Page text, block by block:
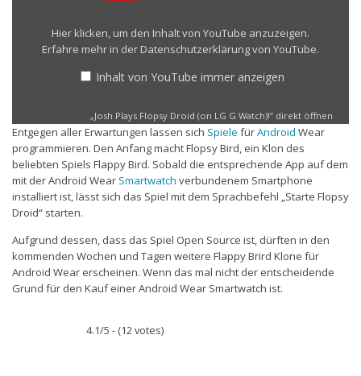
Prepaid-Tarife
Datentarife
Mobilfunk-Tarifrechner
Flatrate-Datentarife
Hier klicken, um den Inhalt von YouTube anzuzeigen.
Erfahre mehr in der Datenschutzerklärung von YouTube.
Inhalt von YouTube immer anzeigen
„Josh Plays Flopsy Droid (on LG G Watch)!“ direkt öffnen
Entgegen aller Erwartungen lassen sich Spiele fürAndroid Wear
programmieren. Den Anfang macht Flopsy Bird, ein Klon des
beliebten Spiels Flappy Bird. Sobald die entsprechende App auf dem
mit der Android Wear Smartwatch verbundenem Smartphone
installiert ist, lässt sich das Spiel mit dem Sprachbefehl „Starte Flopsy
Droid“ starten.
Aufgrund dessen, dass das Spiel Open Source ist, dürften in den
kommenden Wochen und Tagen weitere Flappy Brird Klone für
Android Wear erscheinen. Wenn das mal nicht der entscheidende
Grund für den Kauf einer Android Wear Smartwatch ist.
4.1/5 - (12 votes)